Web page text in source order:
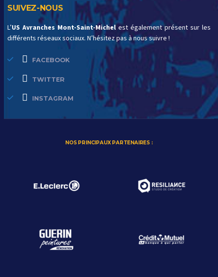
SUIVEZ-NOUS
L’US Avranches Mont-Saint-Michel est également présent sur les
différents réseaux sociaux. N’hésitez pas à nous suivre !
FACEBOOK
TWITTER
INSTAGRAM
NOS PRINCIPAUX PARTENAIRES :